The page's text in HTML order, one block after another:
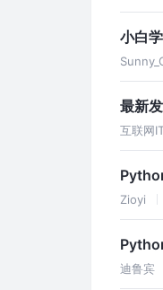
小白
最新
互联网
Zioyi
迪鲁宾